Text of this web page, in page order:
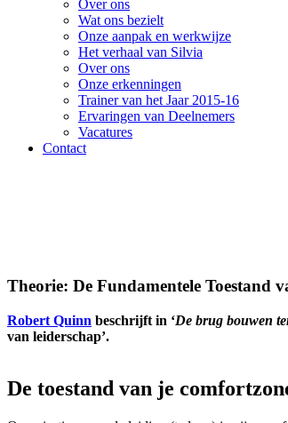
Over ons
Wat ons bezielt
Onze aanpak en werkwijze
Het verhaal van Silvia
Over ons
Onze erkenningen
Trainer van het Jaar 2015-16
Ervaringen van Deelnemers
Vacatures
Contact
Theorie: De Fundamentele Toestand
Robert Quinn beschrijft in ‘De brug bouwen
van leiderschap’.
De toestand van je